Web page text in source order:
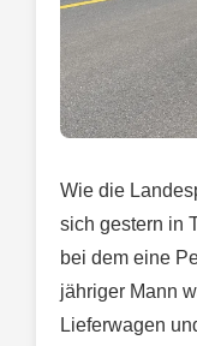
Wie die
sich gestern in
bei dem eine
jähriger Mann
Lieferwagen